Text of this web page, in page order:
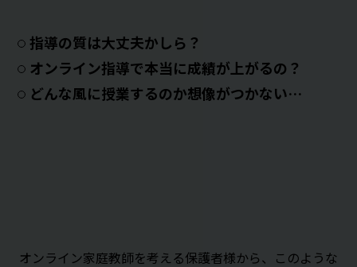
指導の質は大丈夫かしら？
オンライン指導で本当に成績が上がるの？
どんな風に授業するのか想像がつかない…
オンライン家庭教師を考える保護者様から、このような